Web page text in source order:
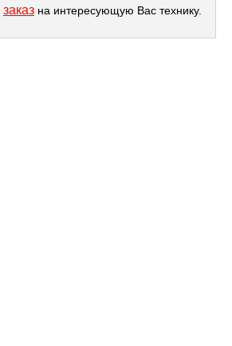
заказ на интересующую Вас технику.